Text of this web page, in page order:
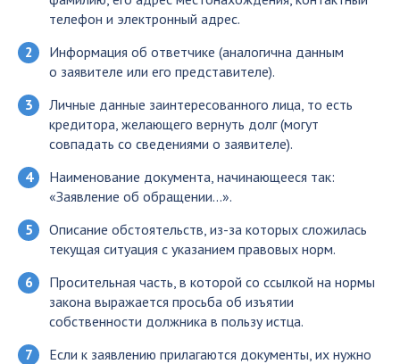
телефон и электронный адрес.
Информация об ответчике (аналогична данным
о заявителе или его представителе).
Личные данные заинтересованного лица, то есть
кредитора, желающего вернуть долг (могут
совпадать со сведениями о заявителе).
Наименование документа, начинающееся так:
«Заявление об обращении…».
Описание обстоятельств, из-за которых сложилась
текущая ситуация с указанием правовых норм.
Просительная часть, в которой со ссылкой на нормы
закона выражается просьба об изъятии
собственности должника в пользу истца.
Если к заявлению прилагаются документы, их нужно